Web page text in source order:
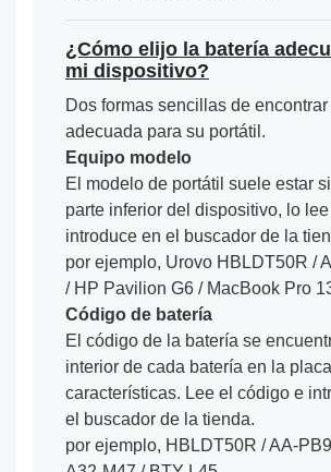
¿Cómo elijo la batería
mi dispositivo?
Dos formas sencillas de
adecuada para su portátil.
Equipo modelo
El modelo de portátil suele estar
parte inferior del dispositivo, lo
introduce en el buscador de la
por ejemplo, Urovo HBLDT50R /
/ HP Pavilion G6 / MacBook Pro
Código de batería
El código de la batería se
interior de cada batería en la
características. Lee el código e
el buscador de la tienda.
por ejemplo, HBLDT50R / AA-